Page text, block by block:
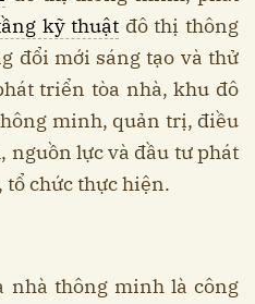
kỹ thuật đô thị thông
đổi mới sáng tạo và thử
triển tòa nhà, khu đô
minh, quản trị, điều
lực và đầu tư phát
chức thực hiện.
nhà thông minh là công